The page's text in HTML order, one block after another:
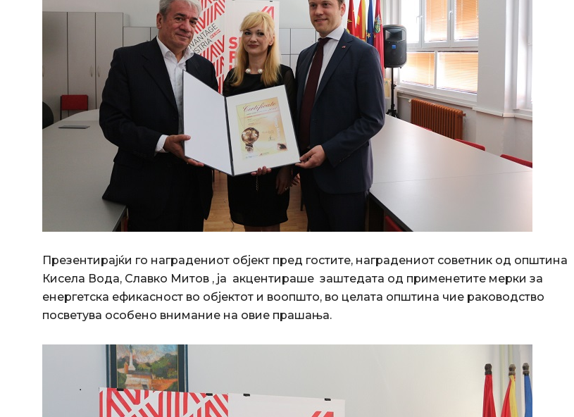
Презентирајќи го наградениот објект пред гостите, наградениот советник од општина
Кисела Вода, Славко Митов , ја акцентираше заштедата од применетите мерки за
енергетска ефикасност во објектот и воопшто, во целата општина чие раководство
посветува особено внимание на овие прашања.